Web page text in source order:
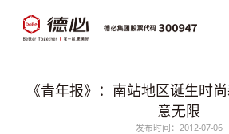
《青年报》：南站地区诞生时
意无限
发布时间：2012-07-06